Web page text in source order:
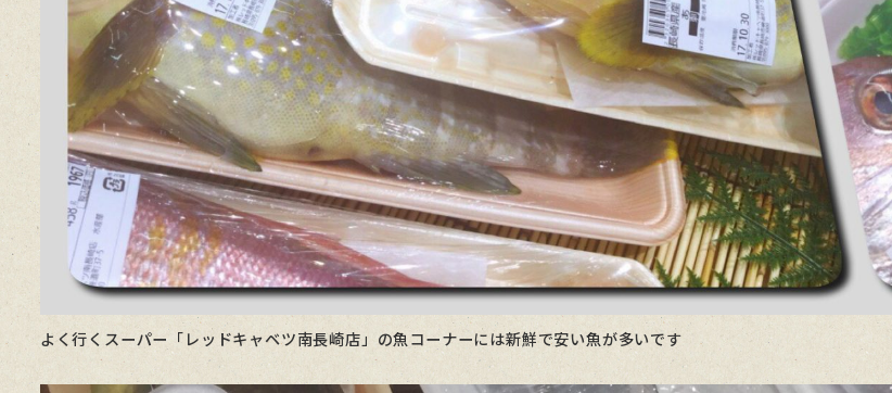
よく行くスーパー「レッドキャベツ南長崎店」の魚コーナーには新鮮で安い魚が多いです